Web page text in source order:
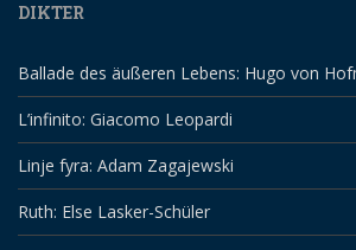
DIKTER
Ballade des äußeren Lebens: Hugo von
L’infinito: Giacomo Leopardi
Linje fyra: Adam Zagajewski
Ruth: Else Lasker-Schüler